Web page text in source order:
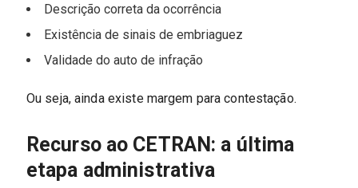
Descrição correta da ocorrência
Existência de sinais de embriaguez
Validade do auto de infração
Ou seja, ainda existe margem para contestação.
Recurso ao CETRAN: a última
etapa administrativa